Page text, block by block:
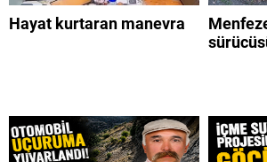
Hayat kurtaran manevra